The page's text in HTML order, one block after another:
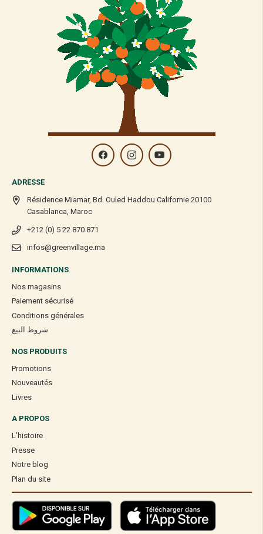
ADRESSE
Résidence Miamar, Bd. Ouled Haddou Californie 20100
Casablanca, Maroc
+212 (0) 5 22 870 871
infos@greenvillage.ma
INFORMATIONS
Nos magasins
Paiement sécurisé
Conditions générales
شروط البيع
NOS PRODUITS
Promotions
Nouveautés
Livres
A PROPOS
L’histoire
Presse
Notre blog
Plan du site